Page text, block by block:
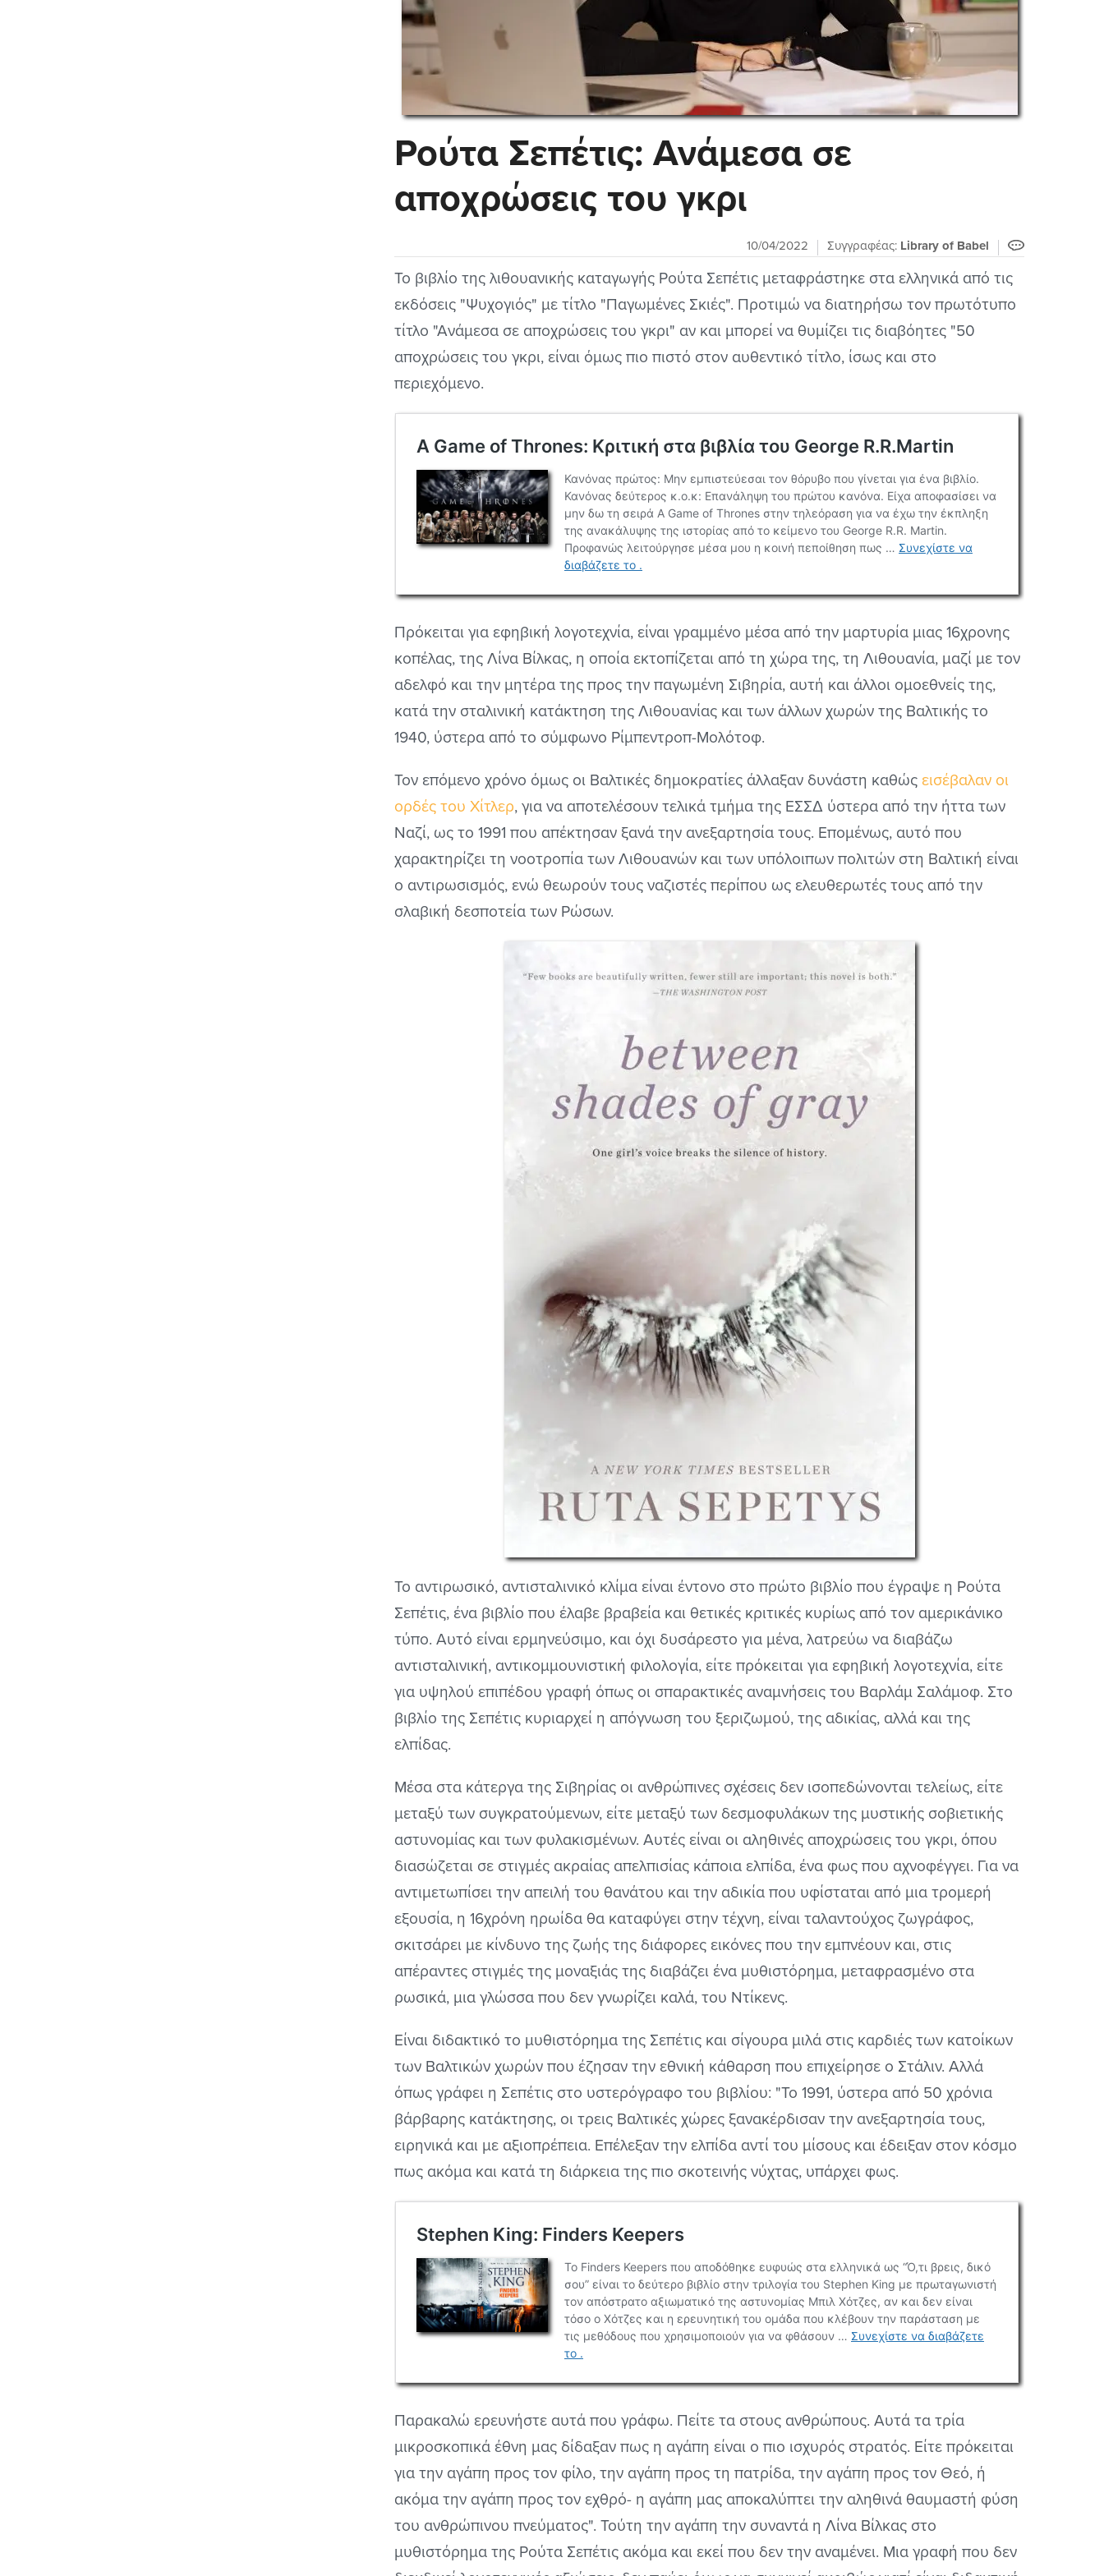
Ρούτα Σεπέτις: Ανάμεσα σε
αποχρώσεις του γκρι
10/04/2022 Συγγραφέας: Library of Babel
Το βιβλίο της λιθουανικής καταγωγής Ρούτα Σεπέτις μεταφράστηκε στα ελληνικά από τις
εκδόσεις "Ψυχογιός" με τίτλο "Παγωμένες Σκιές". Προτιμώ να διατηρήσω τον πρωτότυπο
τίτλο "Ανάμεσα σε αποχρώσεις του γκρι" αν και μπορεί να θυμίζει τις διαβόητες "50
αποχρώσεις του γκρι, είναι όμως πιο πιστό στον αυθεντικό τίτλο, ίσως και στο
περιεχόμενο.
Πρόκειται για εφηβική λογοτεχνία, είναι γραμμένο μέσα από την μαρτυρία μιας 16χρονης
κοπέλας, της Λίνα Βίλκας, η οποία εκτοπίζεται από τη χώρα της, τη Λιθουανία, μαζί με τον
αδελφό και την μητέρα της προς την παγωμένη Σιβηρία, αυτή και άλλοι ομοεθνείς της,
κατά την σταλινική κατάκτηση της Λιθουανίας και των άλλων χωρών της Βαλτικής το
1940, ύστερα από το σύμφωνο Ρίμπεντροπ-Μολότοφ.
Τον επόμενο χρόνο όμως οι Βαλτικές δημοκρατίες άλλαξαν δυνάστη καθώς εισέβαλαν οι
ορδές του Χίτλερ, για να αποτελέσουν τελικά τμήμα της ΕΣΣΔ ύστερα από την ήττα των
Ναζί, ως το 1991 που απέκτησαν ξανά την ανεξαρτησία τους. Επομένως, αυτό που
χαρακτηρίζει τη νοοτροπία των Λιθουανών και των υπόλοιπων πολιτών στη Βαλτική είναι
ο αντιρωσισμός, ενώ θεωρούν τους ναζιστές περίπου ως ελευθερωτές τους από την
σλαβική δεσποτεία των Ρώσων.
Το αντιρωσικό, αντισταλινικό κλίμα είναι έντονο στο πρώτο βιβλίο που έγραψε η Ρούτα
Σεπέτις, ένα βιβλίο που έλαβε βραβεία και θετικές κριτικές κυρίως από τον αμερικάνικο
τύπο. Αυτό είναι ερμηνεύσιμο, και όχι δυσάρεστο για μένα, λατρεύω να διαβάζω
αντισταλινική, αντικομμουνιστική φιλολογία, είτε πρόκειται για εφηβική λογοτεχνία, είτε
για υψηλού επιπέδου γραφή όπως οι σπαρακτικές αναμνήσεις του Βαρλάμ Σαλάμοφ. Στο
βιβλίο της Σεπέτις κυριαρχεί η απόγνωση του ξεριζωμού, της αδικίας, αλλά και της
ελπίδας.
Μέσα στα κάτεργα της Σιβηρίας οι ανθρώπινες σχέσεις δεν ισοπεδώνονται τελείως, είτε
μεταξύ των συγκρατούμενων, είτε μεταξύ των δεσμοφυλάκων της μυστικής σοβιετικής
αστυνομίας και των φυλακισμένων. Αυτές είναι οι αληθινές αποχρώσεις του γκρι, όπου
διασώζεται σε στιγμές ακραίας απελπισίας κάποια ελπίδα, ένα φως που αχνοφέγγει. Για να
αντιμετωπίσει την απειλή του θανάτου και την αδικία που υφίσταται από μια τρομερή
εξουσία, η 16χρόνη ηρωίδα θα καταφύγει στην τέχνη, είναι ταλαντούχος ζωγράφος,
σκιτσάρει με κίνδυνο της ζωής της διάφορες εικόνες που την εμπνέουν και, στις
απέραντες στιγμές της μοναξιάς της διαβάζει ένα μυθιστόρημα, μεταφρασμένο στα
ρωσικά, μια γλώσσα που δεν γνωρίζει καλά, του Ντίκενς.
Είναι διδακτικό το μυθιστόρημα της Σεπέτις και σίγουρα μιλά στις καρδιές των κατοίκων
των Βαλτικών χωρών που έζησαν την εθνική κάθαρση που επιχείρησε ο Στάλιν. Αλλά
όπως γράφει η Σεπέτις στο υστερόγραφο του βιβλίου: "Το 1991, ύστερα από 50 χρόνια
βάρβαρης κατάκτησης, οι τρεις Βαλτικές χώρες ξανακέρδισαν την ανεξαρτησία τους,
ειρηνικά και με αξιοπρέπεια. Επέλεξαν την ελπίδα αντί του μίσους και έδειξαν στον κόσμο
πως ακόμα και κατά τη διάρκεια της πιο σκοτεινής νύχτας, υπάρχει φως.
Παρακαλώ ερευνήστε αυτά που γράφω. Πείτε τα στους ανθρώπους. Αυτά τα τρία
μικροσκοπικά έθνη μας δίδαξαν πως η αγάπη είναι ο πιο ισχυρός στρατός. Είτε πρόκειται
για την αγάπη προς τον φίλο, την αγάπη προς τη πατρίδα, την αγάπη προς τον Θεό, ή
ακόμα την αγάπη προς τον εχθρό- η αγάπη μας αποκαλύπτει την αληθινά θαυμαστή φύση
του ανθρώπινου πνεύματος". Τούτη την αγάπη την συναντά η Λίνα Βίλκας στο
μυθιστόρημα της Ρούτα Σεπέτις ακόμα και εκεί που δεν την αναμένει. Μια γραφή που δεν